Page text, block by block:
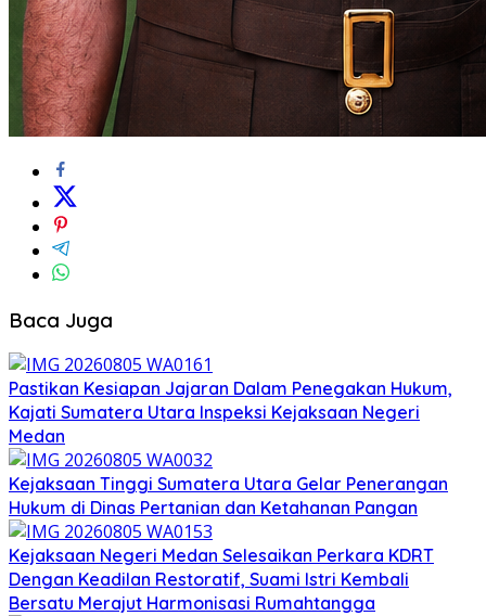
Baca Juga
Pastikan Kesiapan Jajaran Dalam Penegakan Hukum,
Kajati Sumatera Utara Inspeksi Kejaksaan Negeri
Medan
Kejaksaan Tinggi Sumatera Utara Gelar Penerangan
Hukum di Dinas Pertanian dan Ketahanan Pangan
Kejaksaan Negeri Medan Selesaikan Perkara KDRT
Dengan Keadilan Restoratif, Suami Istri Kembali
Bersatu Merajut Harmonisasi Rumahtangga